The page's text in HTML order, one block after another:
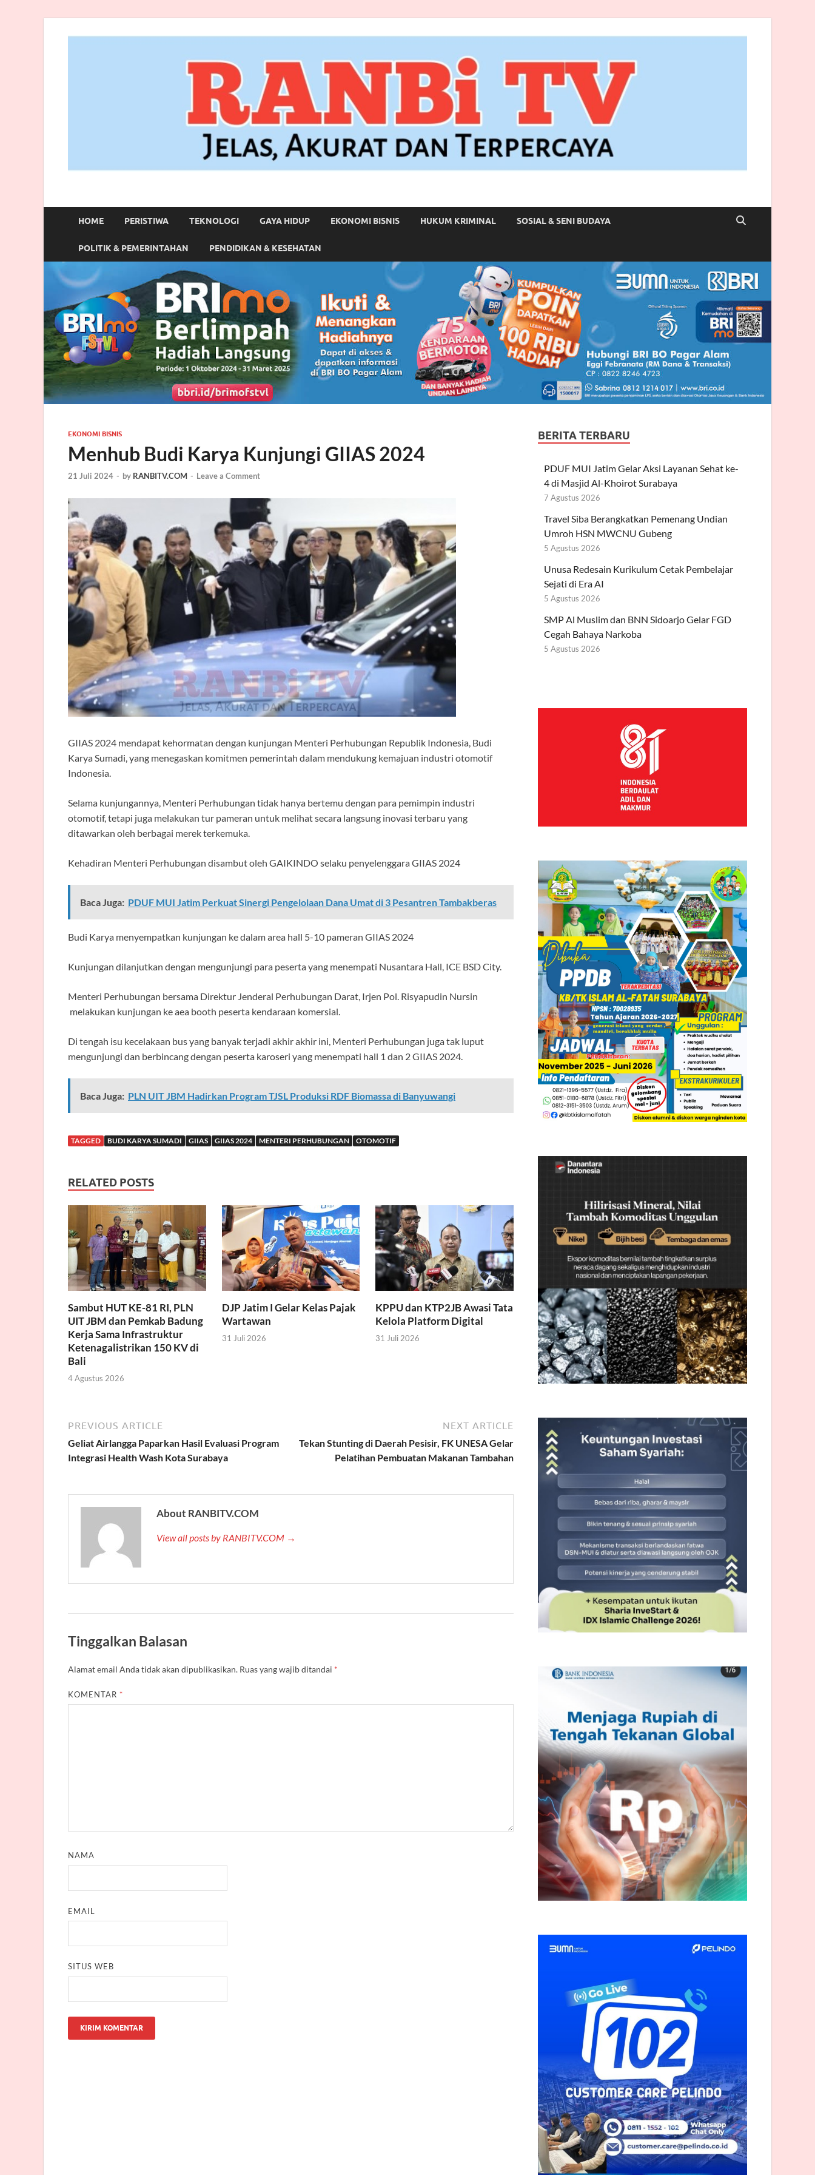
RANBITV.COM
HOME PERISTIWA TEKNOLOGI GAYA HIDUP EKONOMI BISNIS HUKUM KRIMINAL SOSIAL & SENI BUDAYA
POLITIK & PEMERINTAHAN PENDIDIKAN & KESEHATAN
EKONOMI BISNIS
Menhub Budi Karya Kunjungi GIIAS 2024
21 Juli 2024 - by RANBITV.COM - Leave a Comment
GIIAS 2024 mendapat kehormatan dengan kunjungan Menteri Perhubungan Republik Indonesia, Budi
Karya Sumadi, yang menegaskan komitmen pemerintah dalam mendukung kemajuan industri otomotif
Indonesia.
Selama kunjungannya, Menteri Perhubungan tidak hanya bertemu dengan para pemimpin industri
otomotif, tetapi juga melakukan tur pameran untuk melihat secara langsung inovasi terbaru yang
ditawarkan oleh berbagai merek terkemuka.
Kehadiran Menteri Perhubungan disambut oleh GAIKINDO selaku penyelenggara GIIAS 2024
Baca Juga: PDUF MUI Jatim Perkuat Sinergi Pengelolaan Dana Umat di 3 Pesantren Tambakberas
Budi Karya menyempatkan kunjungan ke dalam area hall 5-10 pameran GIIAS 2024
Kunjungan dilanjutkan dengan mengunjungi para peserta yang menempati Nusantara Hall, ICE BSD City.
Menteri Perhubungan bersama Direktur Jenderal Perhubungan Darat, Irjen Pol. Risyapudin Nursin
melakukan kunjungan ke aea booth peserta kendaraan komersial.
Di tengah isu kecelakaan bus yang banyak terjadi akhir akhir ini, Menteri Perhubungan juga tak luput
mengunjungi dan berbincang dengan peserta karoseri yang menempati hall 1 dan 2 GIIAS 2024.
Baca Juga: PLN UIT JBM Hadirkan Program TJSL Produksi RDF Biomassa di Banyuwangi
TAGGED BUDI KARYA SUMADI GIIAS GIIAS 2024 MENTERI PERHUBUNGAN OTOMOTIF
RELATED POSTS
Sambut HUT KE-81 RI, PLN
UIT JBM dan Pemkab Badung
Kerja Sama Infrastruktur
Ketenagalistrikan 150 KV di
Bali
4 Agustus 2026
DJP Jatim I Gelar Kelas Pajak
Wartawan
31 Juli 2026
KPPU dan KTP2JB Awasi Tata
Kelola Platform Digital
31 Juli 2026
PREVIOUS ARTICLE
Geliat Airlangga Paparkan Hasil Evaluasi Program
Integrasi Health Wash Kota Surabaya
NEXT ARTICLE
Tekan Stunting di Daerah Pesisir, FK UNESA Gelar
Pelatihan Pembuatan Makanan Tambahan
About RANBITV.COM
View all posts by RANBITV.COM →
Tinggalkan Balasan
Alamat email Anda tidak akan dipublikasikan. Ruas yang wajib ditandai *
KOMENTAR *
NAMA
EMAIL
SITUS WEB
BERITA TERBARU
PDUF MUI Jatim Gelar Aksi Layanan Sehat ke-
4 di Masjid Al-Khoirot Surabaya
7 Agustus 2026
Travel Siba Berangkatkan Pemenang Undian
Umroh HSN MWCNU Gubeng
5 Agustus 2026
Unusa Redesain Kurikulum Cetak Pembelajar
Sejati di Era AI
5 Agustus 2026
SMP Al Muslim dan BNN Sidoarjo Gelar FGD
Cegah Bahaya Narkoba
5 Agustus 2026